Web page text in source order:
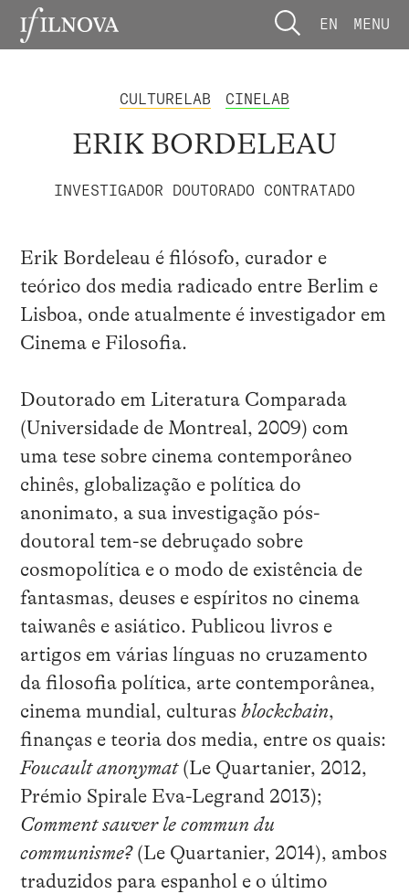
EN MENU
CULTURELAB CINELAB
ERIK BORDELEAU
INVESTIGADOR DOUTORADO CONTRATADO
Erik Bordeleau é filósofo, curador e
teórico dos media radicado entre Berlim e
Lisboa, onde atualmente é investigador em
Cinema e Filosofia.
Doutorado em Literatura Comparada
(Universidade de Montreal, 2009) com
uma tese sobre cinema contemporâneo
chinês, globalização e política do
anonimato, a sua investigação pós-
doutoral tem-se debruçado sobre
cosmopolítica e o modo de existência de
fantasmas, deuses e espíritos no cinema
taiwanês e asiático. Publicou livros e
artigos em várias línguas no cruzamento
da filosofia política, arte contemporânea,
cinema mundial, culturas blockchain,
finanças e teoria dos media, entre os quais:
Foucault anonymat(Le Quartanier, 2012,
Prémio Spirale Eva-Legrand 2013);
Comment sauver le commun du
communisme? (Le Quartanier, 2014), ambos
traduzidos para espanhol e o último